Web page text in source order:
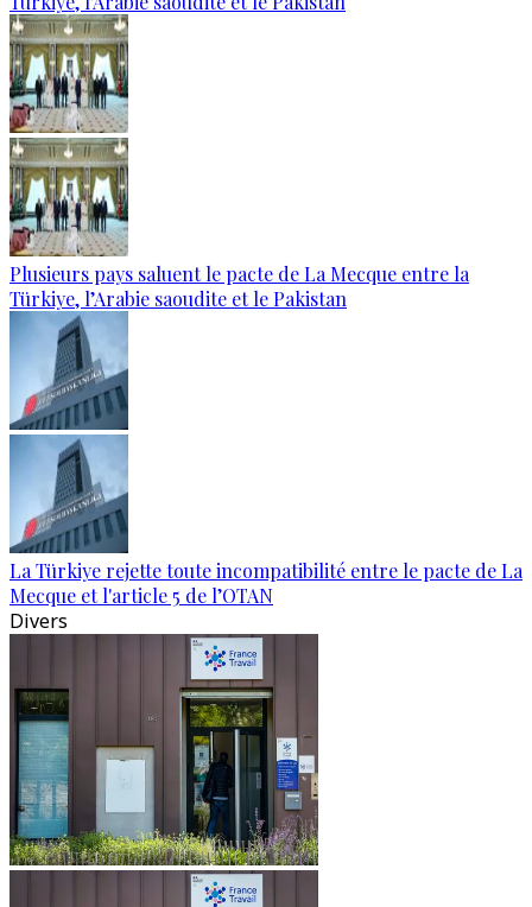
Plusieurs pays saluent le pacte de La Mecque entre la
Türkiye, l’Arabie saoudite et le Pakistan
La Türkiye rejette toute incompatibilité entre le pacte de La
Mecque et l'article 5 de l’OTAN
Divers